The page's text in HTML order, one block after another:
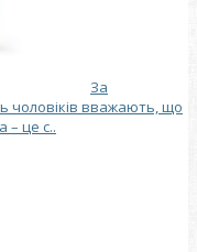
За
чоловіків вважають, що
– це с..